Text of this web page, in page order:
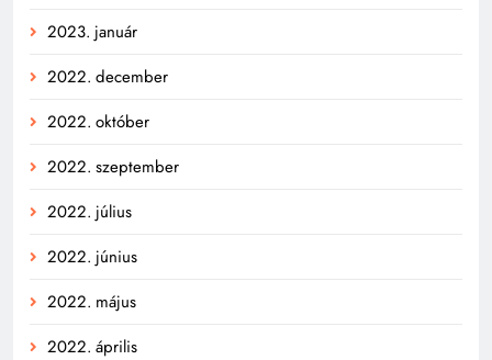
2023. január
2022. december
2022. október
2022. szeptember
2022. július
2022. június
2022. május
2022. április